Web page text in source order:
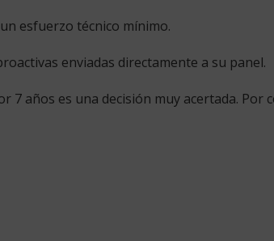
esfuerzo técnico mínimo.
enviadas directamente a su panel.
7 años es una decisión muy acertada.